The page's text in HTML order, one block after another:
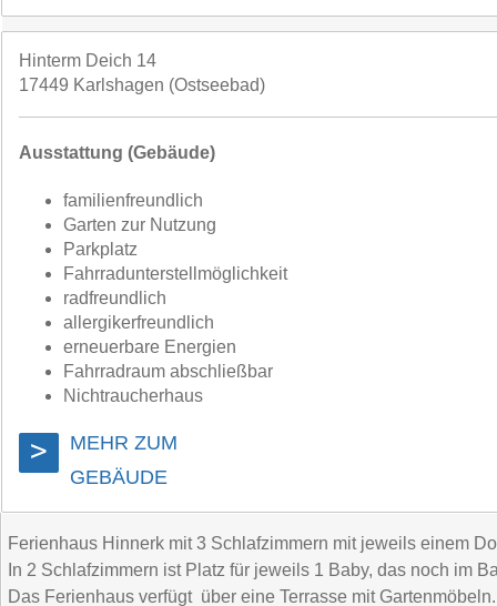
Hinterm Deich 14
17449 Karlshagen (Ostseebad)
Ausstattung (Gebäude)
familienfreundlich
Garten zur Nutzung
Parkplatz
Fahrradunterstellmöglichkeit
radfreundlich
allergikerfreundlich
erneuerbare Energien
Fahrradraum abschließbar
Nichtraucherhaus
>
MEHR ZUM
GEBÄUDE
Ferienhaus Hinnerk mit 3 Schlafzimmern mit jeweils einem
In 2 Schlafzimmern ist Platz für jeweils 1 Baby, das noch im
Das Ferienhaus verfügt über eine Terrasse mit